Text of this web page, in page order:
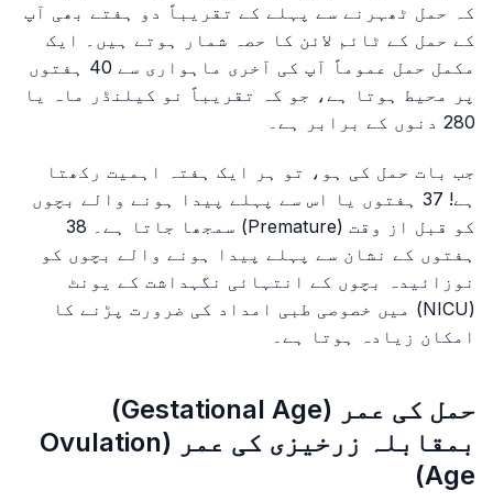
کہ حمل ٹھہرنے سے پہلے کے تقریباً دو ہفتے بھی آپ
کے حمل کے ٹائم لائن کا حصہ شمار ہوتے ہیں۔ ایک
مکمل حمل عموماً آپ کی آخری ماہواری سے 40 ہفتوں
پر محیط ہوتا ہے، جو کہ تقریباً نو کیلنڈر ماہ یا
280 دنوں کے برابر ہے۔
جب بات حمل کی ہو، تو ہر ایک ہفتہ اہمیت رکھتا
ہے! 37 ہفتوں یا اس سے پہلے پیدا ہونے والے بچوں
کو قبل از وقت (Premature) سمجھا جاتا ہے۔ 38
ہفتوں کے نشان سے پہلے پیدا ہونے والے بچوں کو
نوزائیدہ بچوں کے انتہائی نگہداشت کے یونٹ
(NICU) میں خصوصی طبی امداد کی ضرورت پڑنے کا
امکان زیادہ ہوتا ہے۔
حمل کی عمر (Gestational Age)
بمقابلہ زرخیزی کی عمر (Ovulation
Age)